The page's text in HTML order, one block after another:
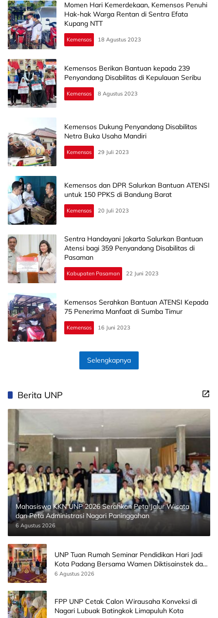
Momen Hari Kemerdekaan, Kemensos Penuhi
Hak-hak Warga Rentan di Sentra Efata
Kupang NTT
Kemensos 18 Agustus 2023
Kemensos Berikan Bantuan kepada 239
Penyandang Disabilitas di Kepulauan Seribu
Kemensos 8 Agustus 2023
Kemensos Dukung Penyandang Disabilitas
Netra Buka Usaha Mandiri
Kemensos 29 Juli 2023
Kemensos dan DPR Salurkan Bantuan ATENSI
untuk 150 PPKS di Bandung Barat
Kemensos 20 Juli 2023
Sentra Handayani Jakarta Salurkan Bantuan
Atensi bagi 359 Penyandang Disabilitas di
Pasaman
Kabupaten Pasaman 22 Juni 2023
Kemensos Serahkan Bantuan ATENSI Kepada
75 Penerima Manfaat di Sumba Timur
Kemensos 16 Juni 2023
Selengkapnya
Berita UNP
Mahasiswa KKN UNP 2026 Serahkan Peta Jalur Wisata
dan Peta Administrasi Nagari Paninggahan
6 Agustus 2026
UNP Tuan Rumah Seminar Pendidikan Hari Jadi
Kota Padang Bersama Wamen Diktisainstek dan
CEO EMGS Malaysia
6 Agustus 2026
FPP UNP Cetak Calon Wirausaha Konveksi di
Nagari Lubuak Batingkok Limapuluh Kota